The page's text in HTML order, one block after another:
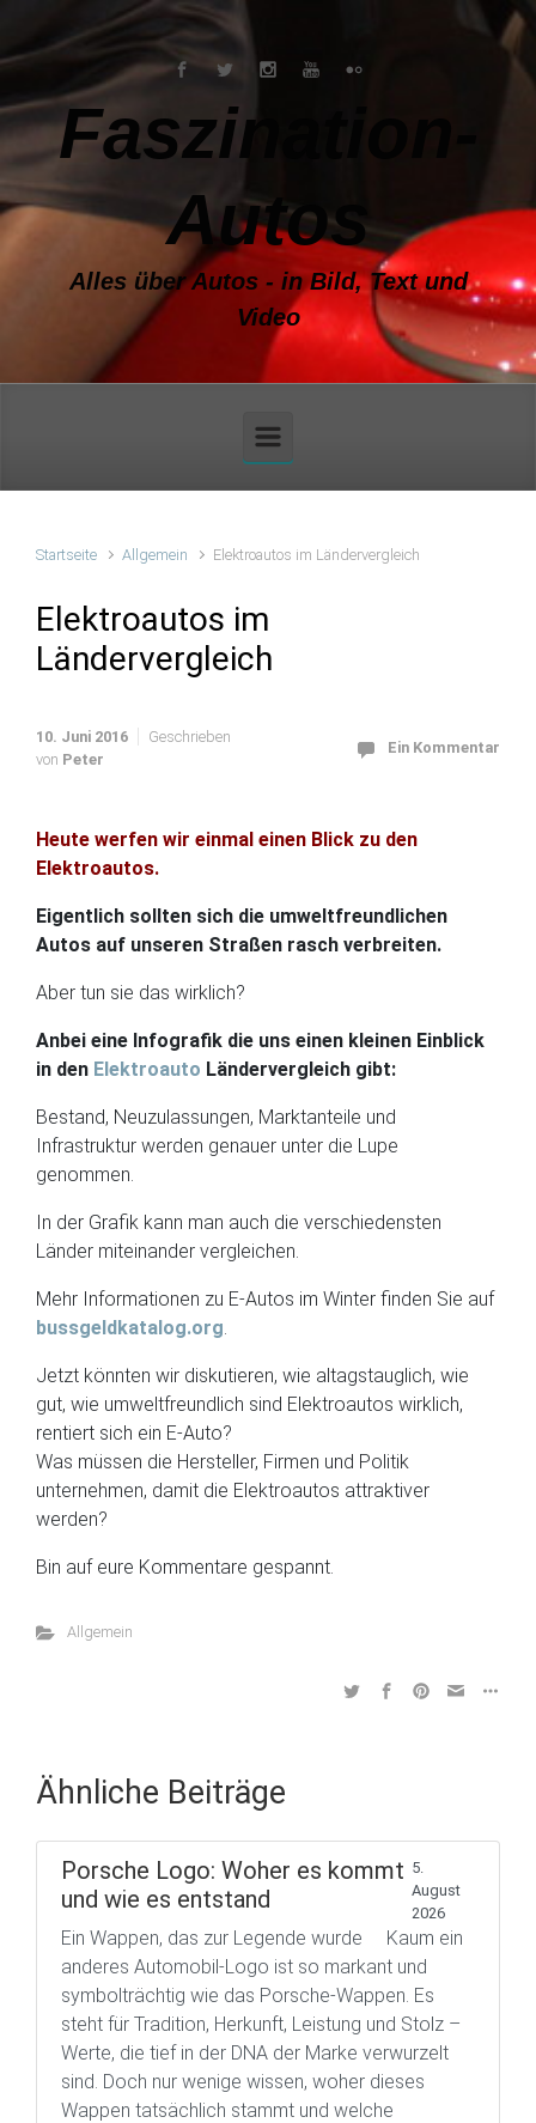
Zum Hauptinhalt springen
Faszination-
Autos
Alles über Autos - in Bild, Text und
Video
Startseite Allgemein Elektroautos im Ländervergleich
Elektroautos im
Ländervergleich
10. Juni 2016
Geschrieben
von Peter
Ein Kommentar
Heute werfen wir einmal einen Blick zu den
Elektroautos.
Eigentlich sollten sich die umweltfreundlichen
Autos auf unseren Straßen rasch verbreiten.
Aber tun sie das wirklich?
Anbei eine Infografik die uns einen kleinen Einblick
in den Elektroauto Ländervergleich gibt:
Bestand, Neuzulassungen, Marktanteile und
Infrastruktur werden genauer unter die Lupe
genommen.
In der Grafik kann man auch die verschiedensten
Länder miteinander vergleichen.
Mehr Informationen zu E-Autos im Winter finden Sie auf
bussgeldkatalog.org.
Jetzt könnten wir diskutieren, wie altagstauglich, wie
gut, wie umweltfreundlich sind Elektroautos wirklich,
rentiert sich ein E-Auto?
Was müssen die Hersteller, Firmen und Politik
unternehmen, damit die Elektroautos attraktiver
werden?
Bin auf eure Kommentare gespannt.
Allgemein
Ähnliche Beiträge
Porsche Logo: Woher es kommt
und wie es entstand
5.
August
2026
Ein Wappen, das zur Legende wurde Kaum ein
anderes Automobil-Logo ist so markant und
symbolträchtig wie das Porsche-Wappen. Es
steht für Tradition, Herkunft, Leistung und Stolz –
Werte, die tief in der DNA der Marke verwurzelt
sind. Doch nur wenige wissen, woher dieses
Wappen tatsächlich stammt und welche